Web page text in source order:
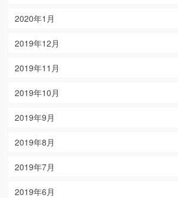
2020年1月
2019年12月
2019年11月
2019年10月
2019年9月
2019年8月
2019年7月
2019年6月